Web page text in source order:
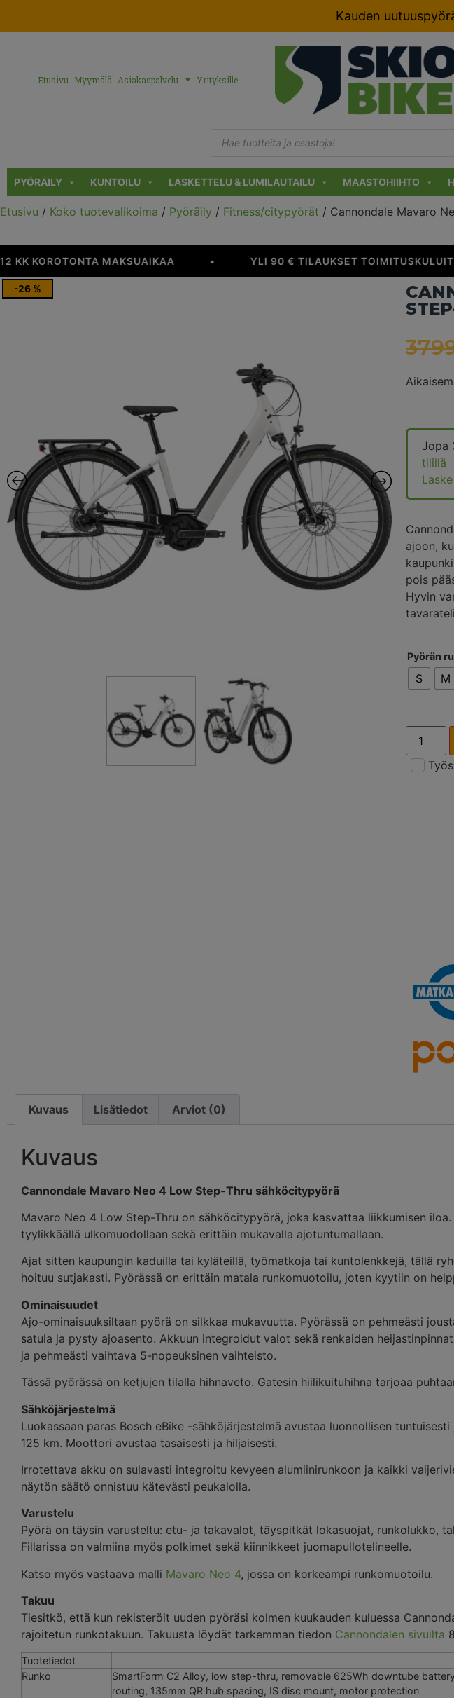
Kauden
Etusivu Myymälä Asiakaspalvelu Yrityksille
PYÖRÄILY KUNTOILU LASKETTELU & LUMILAUTAILU MAASTOHIIHTO
Etusivu / Koko tuotevalikoima / Pyöräily / Fitness/citypyörät / Cannondale Mavaro
KOROTONTA MAKSUAIKAA YLI 90 € TILAUKSET TOIMITUSKULUITTA
-26 %
Jopa
tilillä
ajoon,
pois
Hyvin
Pyörän
S M
Kuvaus Lisätiedot Arviot (0)
Kuvaus
Cannondale Mavaro Neo 4 Low Step-Thru sähköcitypyörä
Mavaro Neo 4 Low Step-Thru on sähköcitypyörä, joka kasvattaa liikkumisen
tyylikkäällä ulkomuodollaan sekä erittäin mukavalla ajotuntumallaan.
Ajat sitten kaupungin kaduilla tai kyläteillä, työmatkoja tai kuntolenkkejä, tällä
hoituu sutjakasti. Pyörässä on erittäin matala runkomuotoilu, joten kyytiin on
Ominaisuudet
Ajo-ominaisuuksiltaan pyörä on silkkaa mukavuutta. Pyörässä on pehmeästi
satula ja pysty ajoasento. Akkuun integroidut valot sekä renkaiden
ja pehmeästi vaihtava 5-nopeuksinen vaihteisto.
Tässä pyörässä on ketjujen tilalla hihnaveto. Gatesin hiilikuituhihna tarjoaa
Sähköjärjestelmä
Luokassaan paras Bosch eBike -sähköjärjestelmä avustaa luonnollisen
125 km. Moottori avustaa tasaisesti ja hiljaisesti.
Irrotettava akku on sulavasti integroitu kevyeen alumiinirunkoon ja kaikki
näytön säätö onnistuu kätevästi peukalolla.
Varustelu
Pyörä on täysin varusteltu: etu- ja takavalot, täyspitkät lokasuojat, runkolukko,
Fillarissa on valmiina myös polkimet sekä kiinnikkeet juomapullotelineelle.
Katso myös vastaava malli Mavaro Neo 4, jossa on korkeampi runkomuotoilu.
Takuu
Tiesitkö, että kun rekisteröit uuden pyöräsi kolmen kuukauden kuluessa
rajoitetun runkotakuun. Takuusta löydät tarkemman tiedon Cannondalen sivuilta
Tuotetiedot
Runko
SmartForm C2 Alloy, low step-thru, removable 625Wh downtube
routing, 135mm QR hub spacing, IS disc mount, motor protection